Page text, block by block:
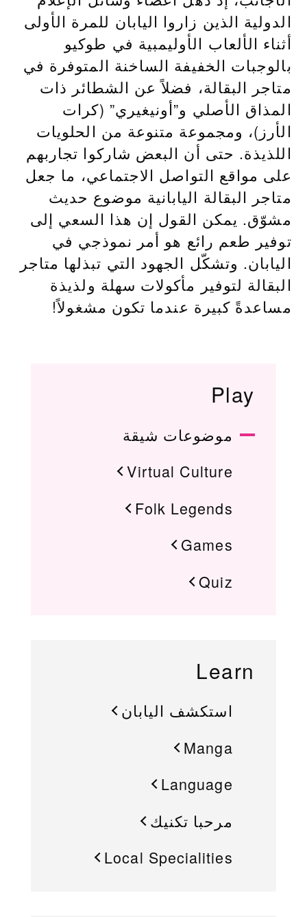
الدولية الذين زاروا اليابان للمرة الأولى
أثناء الألعاب الأوليمبية في طوكيو
بالوجبات الخفيفة الساخنة المتوفرة في
متاجر البقالة، فضلاً عن الشطائر ذات
المذاق الأصلي و”أونيغيري” (كرات
الأرز)، ومجموعة متنوعة من الحلويات
اللذيذة. حتى أن البعض شاركوا تجاربهم
على مواقع التواصل الاجتماعي، ما جعل
متاجر البقالة اليابانية موضوع حديث
مشوّق. يمكن القول إن هذا السعي إلى
توفير طعم رائع هو أمر نموذجي في
اليابان. وتشكّل الجهود التي تبذلها متاجر
البقالة لتوفير مأكولات سهلة ولذيذة
مساعدةً كبيرة عندما تكون مشغولاً!
Play
موضوعات شيقة
Virtual Culture
Folk Legends
Games
Quiz
Learn
استكشف اليابان
Manga
Language
مرحبا تكنيك
Local Specialities